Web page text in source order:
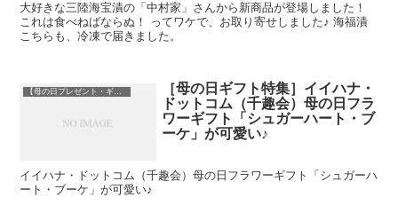
大好きな三陸海宝漬の「中村家」さんから新商品が登場しました！
これは食べねばならぬ！ ってワケで、お取り寄せしました♪ 海福漬
こちらも、冷凍で届きました。
【母の日プレゼント・ギフト特集】
［母の日ギフト特集］イイハナ・
ドットコム（千趣会）母の日フラ
ワーギフト「シュガーハート・ブ
ーケ」が可愛い♪
イイハナ・ドットコム（千趣会）母の日フラワーギフト「シュガーハ
ート・ブーケ」が可愛い♪